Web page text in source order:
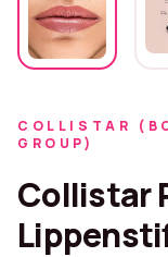
COLLISTAR
GROUP)
Collistar